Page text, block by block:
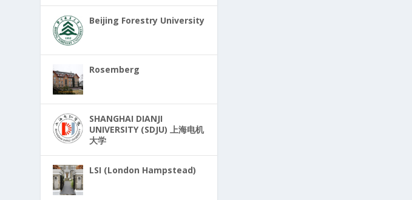
Beijing Forestry University
Rosemberg
SHANGHAI DIANJI
UNIVERSITY (SDJU) 上海电机
大学
LSI (London Hampstead)